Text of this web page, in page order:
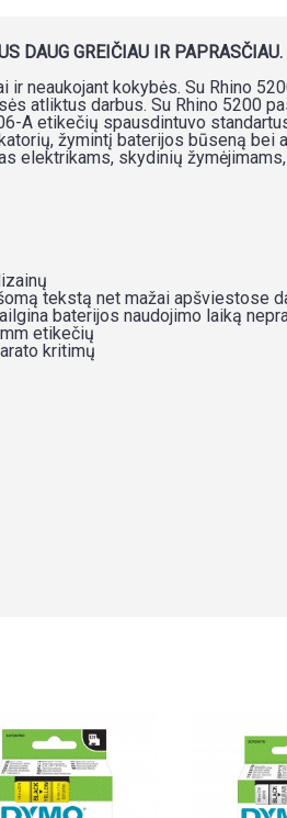
DAUG GREIČIAU IR PAPRASČIAU.
neaukojant kokybės. Su Rhino
atliktus darbus. Su Rhino 5200
A etikečių spausdintuvo
žymintį baterijos būseną
elektrikams, skydinių
tekstą net mažai apšviestose
baterijos naudojimo laiką
etikečių
kritimų